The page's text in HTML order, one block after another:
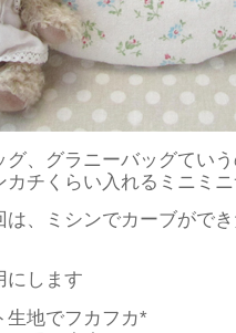
グ、グラニーバッグてい
カチくらい入れるミニミ
は、ミシンでカーブがで
にします
生地でフカフカ*